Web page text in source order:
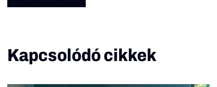
Kapcsolódó cikkek